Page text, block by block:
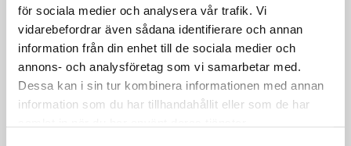
för sociala medier och analysera vår trafik. Vi
vidarebefordrar även sådana identifierare och annan
information från din enhet till de sociala medier och
annons- och analysföretag som vi samarbetar med.
Dessa kan i sin tur kombinera informationen med annan
information som du har tillhandahållit eller som de har
på
Facebook
på
Twitter
på
Pinterest
via
e-
post
ut